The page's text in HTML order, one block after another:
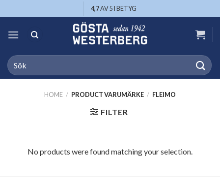
to
content
4,7AV 5 I BETYG
Search
for:
HOME / PRODUCT VARUMÄRKE / FLEIMO
FILTER
No products were found matching your selection.